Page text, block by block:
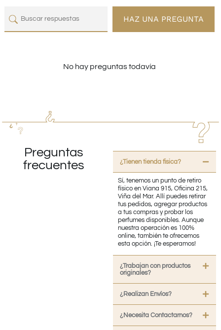
HAZ UNA PREGUNTA
No hay preguntas todavía
Preguntas
frecuentes
¿Tienen tienda fisica?
Sí, tenemos un punto de retiro
físico en Viana 915, Oficina 215,
Viña del Mar. Allí puedes retirar
tus pedidos, agregar productos
a tus compras y probar los
perfumes disponibles. Aunque
nuestra operación es 100%
online, también te ofrecemos
esta opción. ¡Te esperamos!
¿Trabajan con productos
originales?
¿Realizan Envíos?
¿Necesita Contactarnos?